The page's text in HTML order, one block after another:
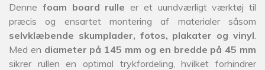
Denne foam board rulle er et uundværligt værktøj til
præcis og ensartet montering af materialer såsom
selvklæbende skumplader, fotos, plakater og vinyl
Med en diameter på 145 mm og en bredde på 45 mm
sikrer rullen en optimal trykfordeling, hvilket forhindrer